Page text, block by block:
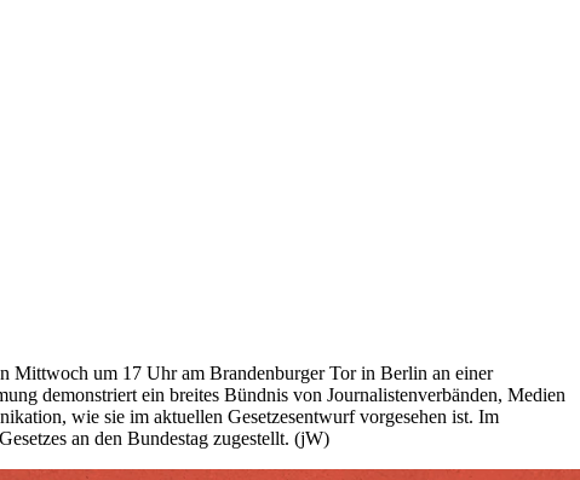
Mittwoch um 17 Uhr am Brandenburger Tor in Berlin an einer
demonstriert ein breites Bündnis von Journalistenverbänden, Medien
wie sie im aktuellen Gesetzesentwurf vorgesehen ist. Im
an den Bundestag zugestellt. (jW)